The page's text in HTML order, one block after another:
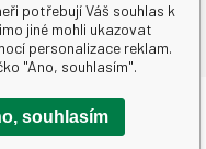
spol. s r.o.
potřebují Váš souhlas k
jiné mohli ukazovat
personalizace reklam.
"Ano, souhlasím".
souhlasím